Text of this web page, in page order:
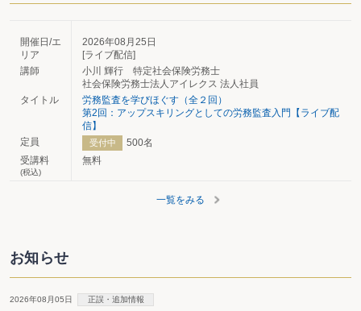
開催日/エ
リア
2026年08月25日
[ライブ配信]
講師
小川 輝行 特定社会保険労務士
社会保険労務士法人アイレクス 法人社員
タイトル
労務監査を学びほぐす（全２回）
第2回：アップスキリングとしての労務監査入門【ライブ配
信】
定員
受付中
500名
受講料
(税込)
無料
一覧をみる
お知らせ
2026年08月05日 正誤・追加情報